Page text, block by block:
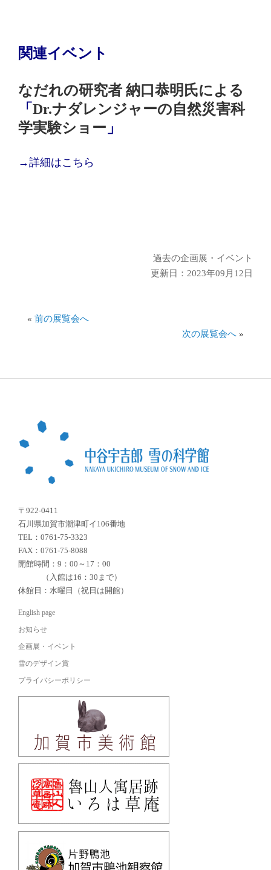
関連イベント
なだれの研究者 納口恭明氏による
「 Dr.ナダレンジャーの自然災害科
学実験ショー 」
→詳細はこちら
過去の企画展・イベント
更新日：2023年09月12日
« 前の展覧会へ
次の展覧会へ »
〒922-0411
石川県加賀市潮津町イ106番地
TEL：0761-75-3323
FAX：0761-75-8088
開館時間：9：00～17：00
（入館は16：30まで）
休館日：水曜日（祝日は開館）
English page
お知らせ
企画展・イベント
雪のデザイン賞
プライバシーポリシー